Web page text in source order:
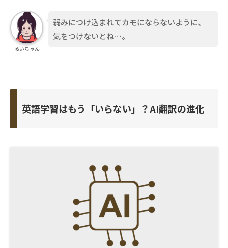
るいちゃん
弱みにつけ込まれてカモにならないように、
気をつけないとね…。
英語学習はもう「いらない」？AI翻訳の進化